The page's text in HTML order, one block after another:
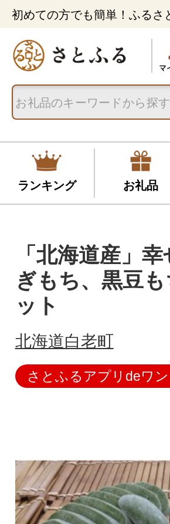
初めての方でも簡単！ふるさ
ランキング お礼品
「北海道産」
ぎもち、黒豆
ット
北海道白老町
さとふるアプリdeワ